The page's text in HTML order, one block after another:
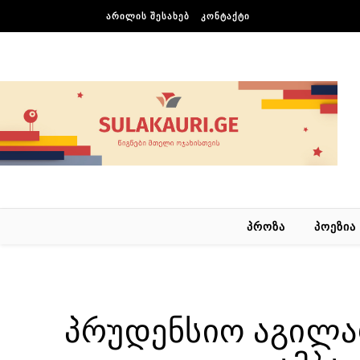
ᲐᲠᲘᲚᲘᲡ ᲨᲔᲡᲐᲮᲔᲑ ᲙᲝᲜᲢᲐᲥᲢᲘ
ᲞᲠᲝᲖᲐ ᲞᲝᲔᲖᲘᲐ
პრუდენსიო